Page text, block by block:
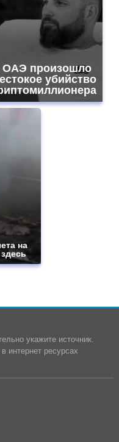
ОАЭ произошло
убийство
на
укажите источник.
интернет ресурсах